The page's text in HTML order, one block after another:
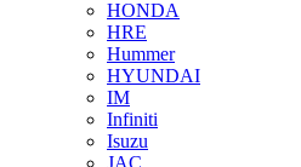
HONDA
HRE
Hummer
HYUNDAI
IM
Infiniti
Isuzu
JAC